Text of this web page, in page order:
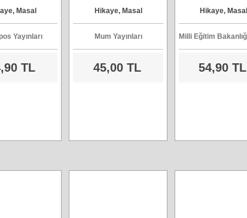
Masal
Yayınları
TL
Hikaye, Masal
Mum Yayınları
45,00 TL
Arkadaş
Hikaye, Masal
54,90 TL